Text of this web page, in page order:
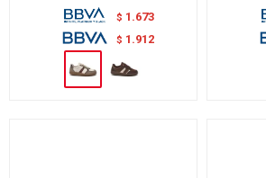
$ 1.673
$ 1.912